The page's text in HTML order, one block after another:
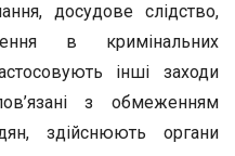
досудове слідство,
в кримінальних
інші заходи
з обмеженням
здійснюють органи